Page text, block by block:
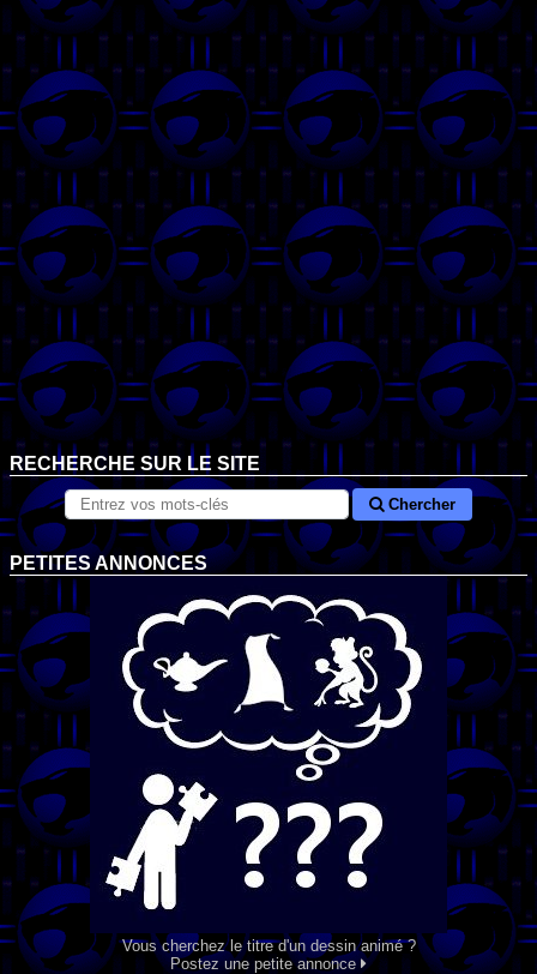
RECHERCHE SUR LE SITE
Chercher
PETITES ANNONCES
Vous cherchez le titre d'un dessin animé ?
Postez une petite annonce